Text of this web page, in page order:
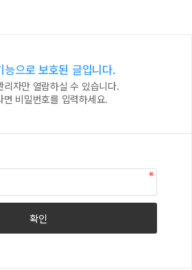
능으로 보호된 글입니다.
리자만 열람하실 수 있습니다.
면 비밀번호를 입력하세요.